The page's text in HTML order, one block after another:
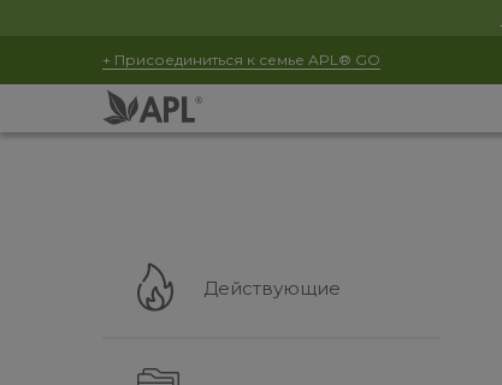
+ Присоединиться к семье APL® GO
Действующие